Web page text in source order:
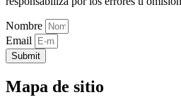
Nombre
Email
Submit
Mapa de sitio